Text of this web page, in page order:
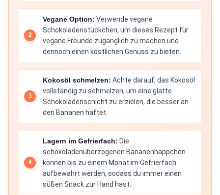
Vegane Option: Verwende vegane
Schokoladenstückchen, um dieses Rezept für
vegane Freunde zugänglich zu machen und
dennoch einen köstlichen Genuss zu bieten.
Kokosöl schmelzen: Achte darauf, das Kokosöl
vollständig zu schmelzen, um eine glatte
Schokoladenschicht zu erzielen, die besser an
den Bananen haftet.
Lagern im Gefrierfach: Die
schokoladenüberzogenen Bananenhäppchen
können bis zu einem Monat im Gefrierfach
aufbewahrt werden, sodass du immer einen
süßen Snack zur Hand hast.